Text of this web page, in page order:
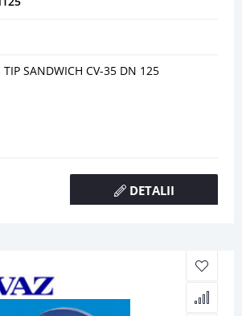
TIP SANDWICH CV-35 DN 125
DETALII